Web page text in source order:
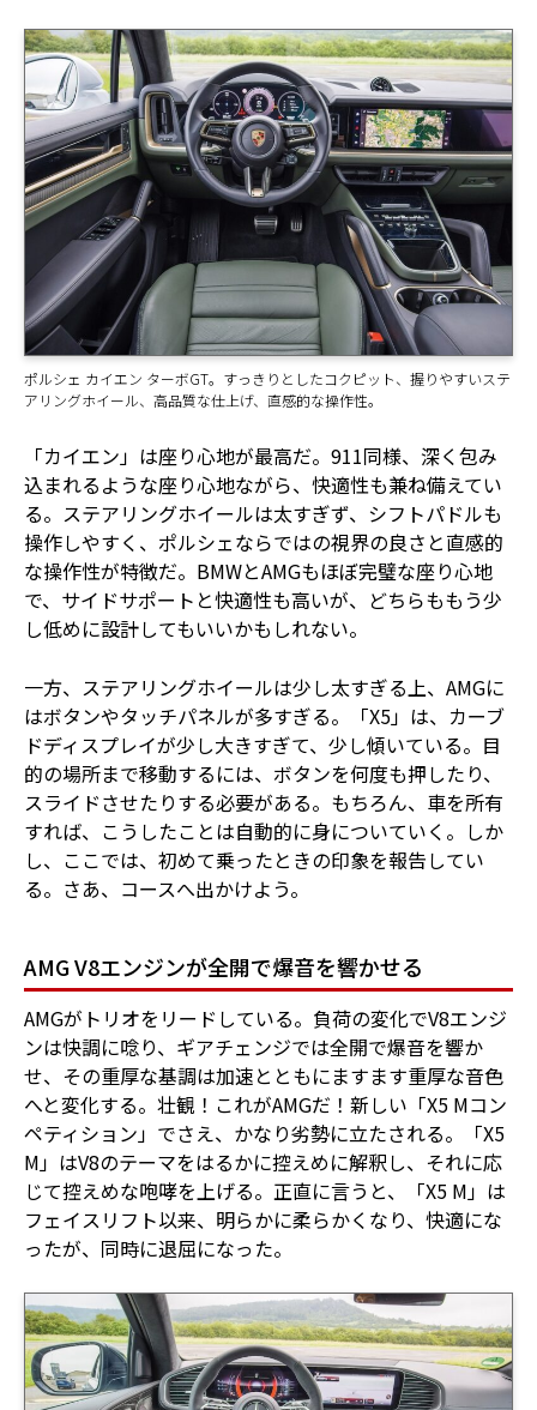
ポルシェ カイエン ターボGT。すっきりとしたコクピット、握りやすいステ
アリングホイール、高品質な仕上げ、直感的な操作性。
「カイエン」は座り心地が最高だ。911同様、深く包み
込まれるような座り心地ながら、快適性も兼ね備えてい
る。ステアリングホイールは太すぎず、シフトパドルも
操作しやすく、ポルシェならではの視界の良さと直感的
な操作性が特徴だ。BMWとAMGもほぼ完璧な座り心地
で、サイドサポートと快適性も高いが、どちらももう少
し低めに設計してもいいかもしれない。
一方、ステアリングホイールは少し太すぎる上、AMGに
はボタンやタッチパネルが多すぎる。「X5」は、カーブ
ドディスプレイが少し大きすぎて、少し傾いている。目
的の場所まで移動するには、ボタンを何度も押したり、
スライドさせたりする必要がある。もちろん、車を所有
すれば、こうしたことは自動的に身についていく。しか
し、ここでは、初めて乗ったときの印象を報告してい
る。さあ、コースへ出かけよう。
AMG V8エンジンが全開で爆音を響かせる
AMGがトリオをリードしている。負荷の変化でV8エンジ
ンは快調に唸り、ギアチェンジでは全開で爆音を響か
せ、その重厚な基調は加速とともにますます重厚な音色
へと変化する。壮観！これがAMGだ！新しい「X5 Mコン
ペティション」でさえ、かなり劣勢に立たされる。「X5
M」はV8のテーマをはるかに控えめに解釈し、それに応
じて控えめな咆哮を上げる。正直に言うと、「X5 M」は
フェイスリフト以来、明らかに柔らかくなり、快適にな
ったが、同時に退屈になった。